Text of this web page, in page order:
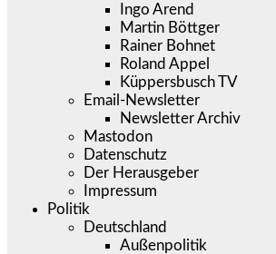
Ingo Arend
Martin Böttger
Rainer Bohnet
Roland Appel
Küppersbusch TV
Email-Newsletter
Newsletter Archiv
Mastodon
Datenschutz
Der Herausgeber
Impressum
Politik
Deutschland
Außenpolitik